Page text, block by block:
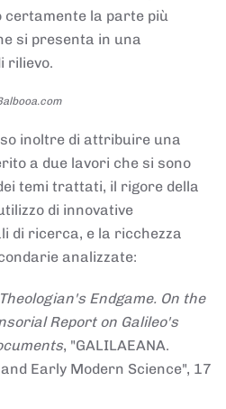
la parte più
si presenta in una
rilievo.
inoltre di attribuire una
a due lavori che si sono
temi trattati, il rigore della
di innovative
di ricerca, e la ricchezza
analizzate:
Endgame. On the
Report on Galileo's
, "GALILAEANA.
Early Modern Science", 17